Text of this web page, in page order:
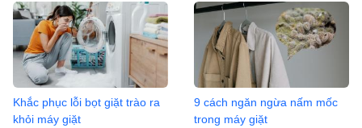
Khắc phục lỗi bọt giặt trào ra
khỏi máy giặt
9 cách ngăn ngừa nấm mốc
trong máy giặt